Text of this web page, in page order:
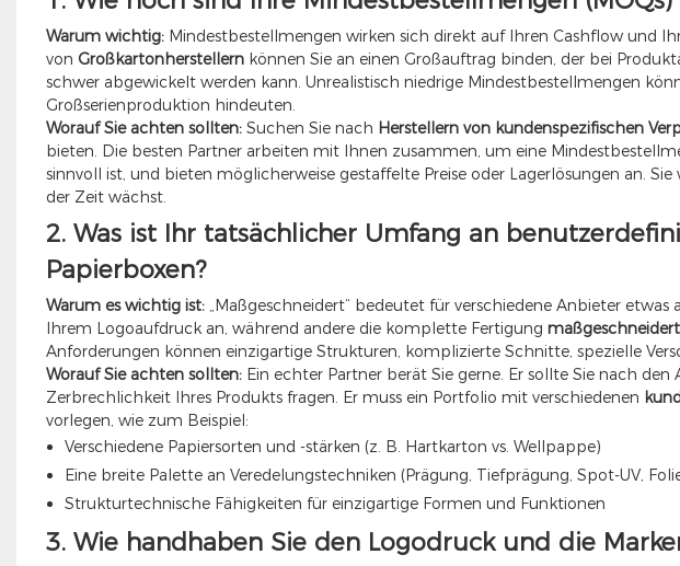
Warum wichtig:Mindestbestellmengen wirken sich direkt auf Ihren Cashflow und
von Großkartonherstellernkönnen Sie an einen Großauftrag binden, der bei
schwer abgewickelt werden kann. Unrealistisch niedrige Mindestbestellmengen
Großserienproduktion hindeuten.
Worauf Sie achten sollten:Suchen Sie nach Herstellern von kundenspezifischen
bieten. Die besten Partner arbeiten mit Ihnen zusammen, um eine
sinnvoll ist, und bieten möglicherweise gestaffelte Preise oder Lagerlösungen an.
der Zeit wächst.
2. Was ist Ihr tatsächlicher Umfang an
Papierboxen?
Warum es wichtig ist:„Maßgeschneidert“ bedeutet für verschiedene Anbieter
Ihrem Logoaufdruck an, während andere die komplette Fertigung
Anforderungen können einzigartige Strukturen, komplizierte Schnitte, spezielle
Worauf Sie achten sollten:Ein echter Partner berät Sie gerne. Er sollte Sie nach
Zerbrechlichkeit Ihres Produkts fragen. Er muss ein Portfolio mit verschiedenen
vorlegen, wie zum Beispiel:
Verschiedene Papiersorten und -stärken (z. B. Hartkarton vs. Wellpappe)
Eine breite Palette an Veredelungstechniken (Prägung, Tiefprägung, Spot-UV,
Strukturtechnische Fähigkeiten für einzigartige Formen und Funktionen
3. Wie handhaben Sie den Logodruck und die